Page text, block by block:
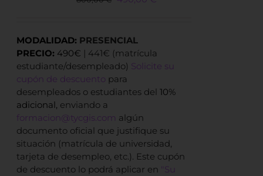
800,00 €.
MODALIDAD: PRESENCIAL
PRECIO: 490€ | 441€ (matrícula
estudiante/desempleado) Solicite su
cupón de descuento para
desempleados o estudiantes del 10%
adicional, enviando a
formacion@tycgis.com algún
documento oficial que justifique su
situación (matrícula de universidad,
tarjeta de desempleo, etc.). Este cupón
de descuento lo podrá aplicar en "Su